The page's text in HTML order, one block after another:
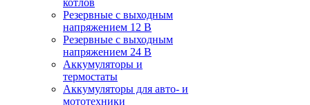
котлов
Резервные с выходным
напряжением 12 В
Резервные с выходным
напряжением 24 В
Аккумуляторы и
термостаты
Аккумуляторы для авто- и
мототехники